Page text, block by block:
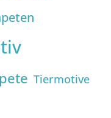
Tiermotive